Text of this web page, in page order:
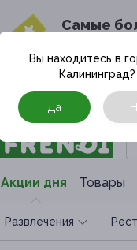
Cамые
в твоём
Москва
Акции дня Товары
Развлечения
Вы находитесь в
Калининград?
Да